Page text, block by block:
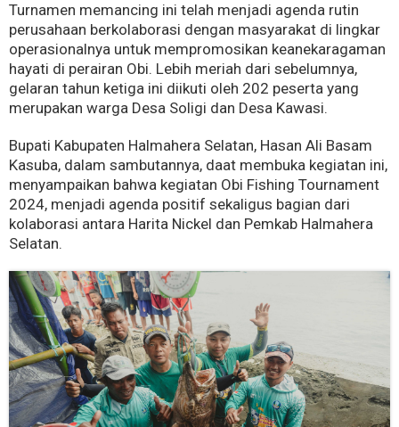
Turnamen memancing ini telah menjadi agenda rutin
perusahaan berkolaborasi dengan masyarakat di lingkar
operasionalnya untuk mempromosikan keanekaragaman
hayati di perairan Obi. Lebih meriah dari sebelumnya,
gelaran tahun ketiga ini diikuti oleh 202 peserta yang
merupakan warga Desa Soligi dan Desa Kawasi.
Bupati Kabupaten Halmahera Selatan, Hasan Ali Basam
Kasuba, dalam sambutannya, daat membuka kegiatan ini,
menyampaikan bahwa kegiatan Obi Fishing Tournament
2024, menjadi agenda positif sekaligus bagian dari
kolaborasi antara Harita Nickel dan Pemkab Halmahera
Selatan.